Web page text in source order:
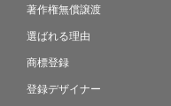
著作権無償譲渡
選ばれる理由
商標登録
登録デザイナー